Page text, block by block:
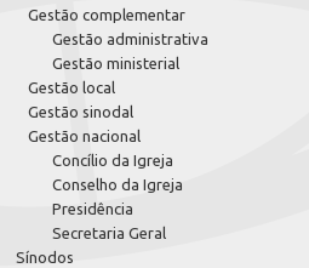
Gestão complementar
Gestão administrativa
Gestão ministerial
Gestão local
Gestão sinodal
Gestão nacional
Concílio da Igreja
Conselho da Igreja
Presidência
Secretaria Geral
Sínodos